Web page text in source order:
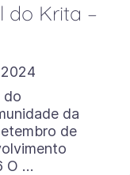
do Krita –
do
da
de
O …